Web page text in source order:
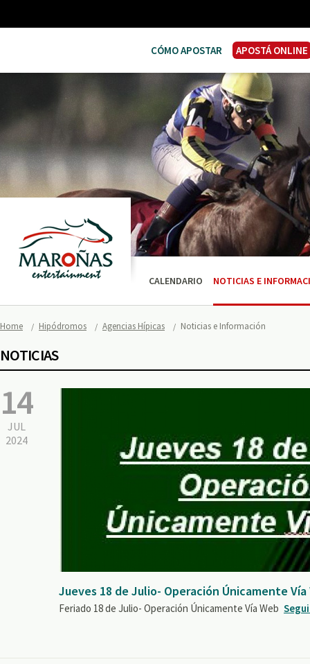
CÓMO APOSTAR APOSTÁ ONLINE
CALENDARIO NOTICIAS E
Home Hipódromos Agencias Hípicas Noticias e Información
NOTICIAS
14
JUL
2024
Jueves 18 de Julio- Operación Únicamente Vía
Feriado 18 de Julio- Operación Únicamente Vía Web